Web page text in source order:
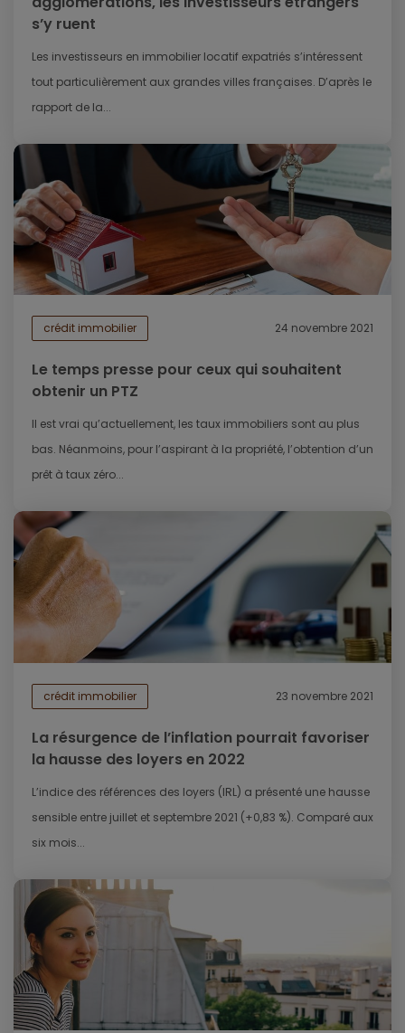
s’y ruent
Les investisseurs en immobilier locatif expatriés s’intéressent
tout particulièrement aux grandes villes françaises. D’après le
rapport de la...
crédit immobilier 24 novembre 2021
Le temps presse pour ceux qui souhaitent
obtenir un PTZ
Il est vrai qu’actuellement, les taux immobiliers sont au plus
bas. Néanmoins, pour l’aspirant à la propriété, l’obtention d’un
prêt à taux zéro...
crédit immobilier 23 novembre 2021
La résurgence de l’inflation pourrait favoriser
la hausse des loyers en 2022
L’indice des références des loyers (IRL) a présenté une hausse
sensible entre juillet et septembre 2021 (+0,83 %). Comparé aux
six mois...